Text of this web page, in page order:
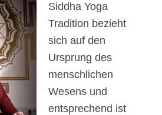
Siddha Yoga
Tradition bezieht
sich auf den
Ursprung des
menschlichen
Wesens und
entsprechend ist